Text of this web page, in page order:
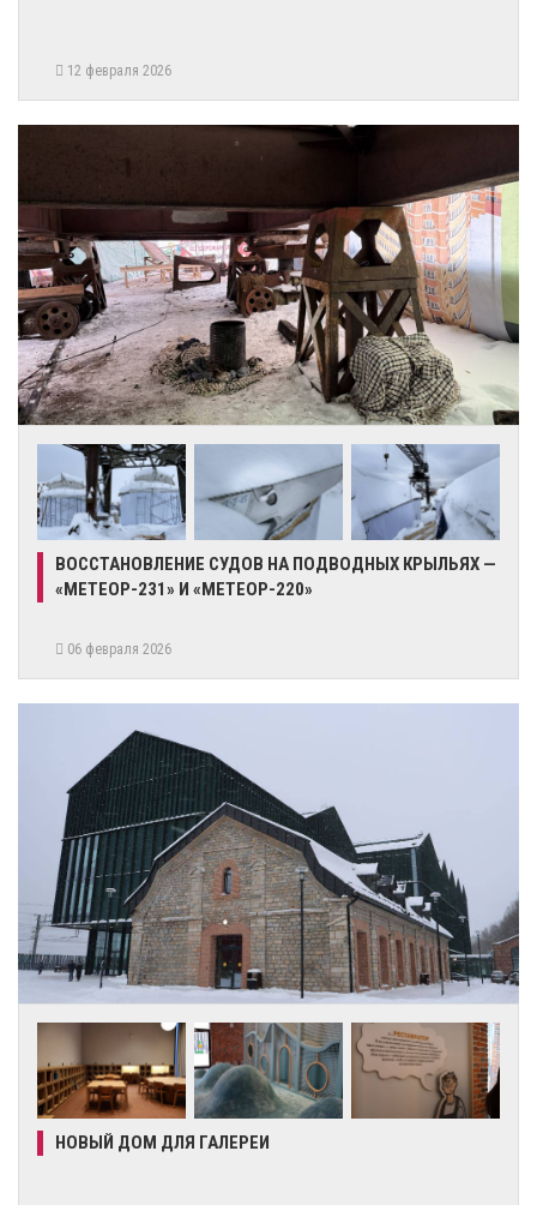
12 февраля 2026
ВОССТАНОВЛЕНИЕ СУДОВ НА ПОДВОДНЫХ КРЫЛЬЯХ —
«МЕТЕОР-231» И «МЕТЕОР-220»
06 февраля 2026
НОВЫЙ ДОМ ДЛЯ ГАЛЕРЕИ